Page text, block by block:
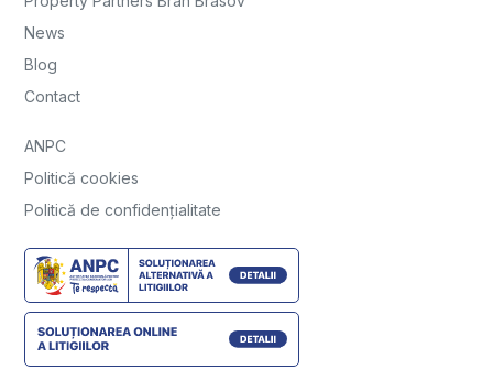
News
Blog
Contact
ANPC
Politică cookies
Politică de confidențialitate